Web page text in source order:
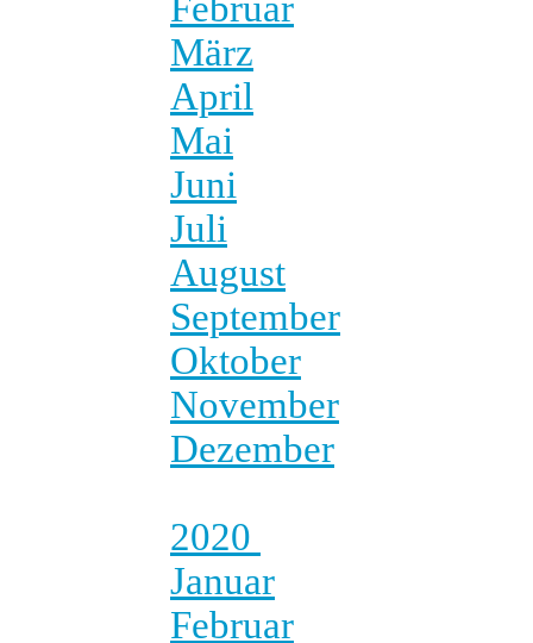
März
April
Mai
Juni
Juli
August
September
Oktober
November
Dezember
2020
Januar
Februar